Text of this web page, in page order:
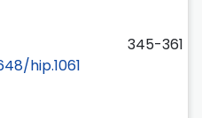
345-361
hip.1061